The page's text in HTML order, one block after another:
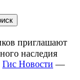
приглашают
наследия
Гис Новости —